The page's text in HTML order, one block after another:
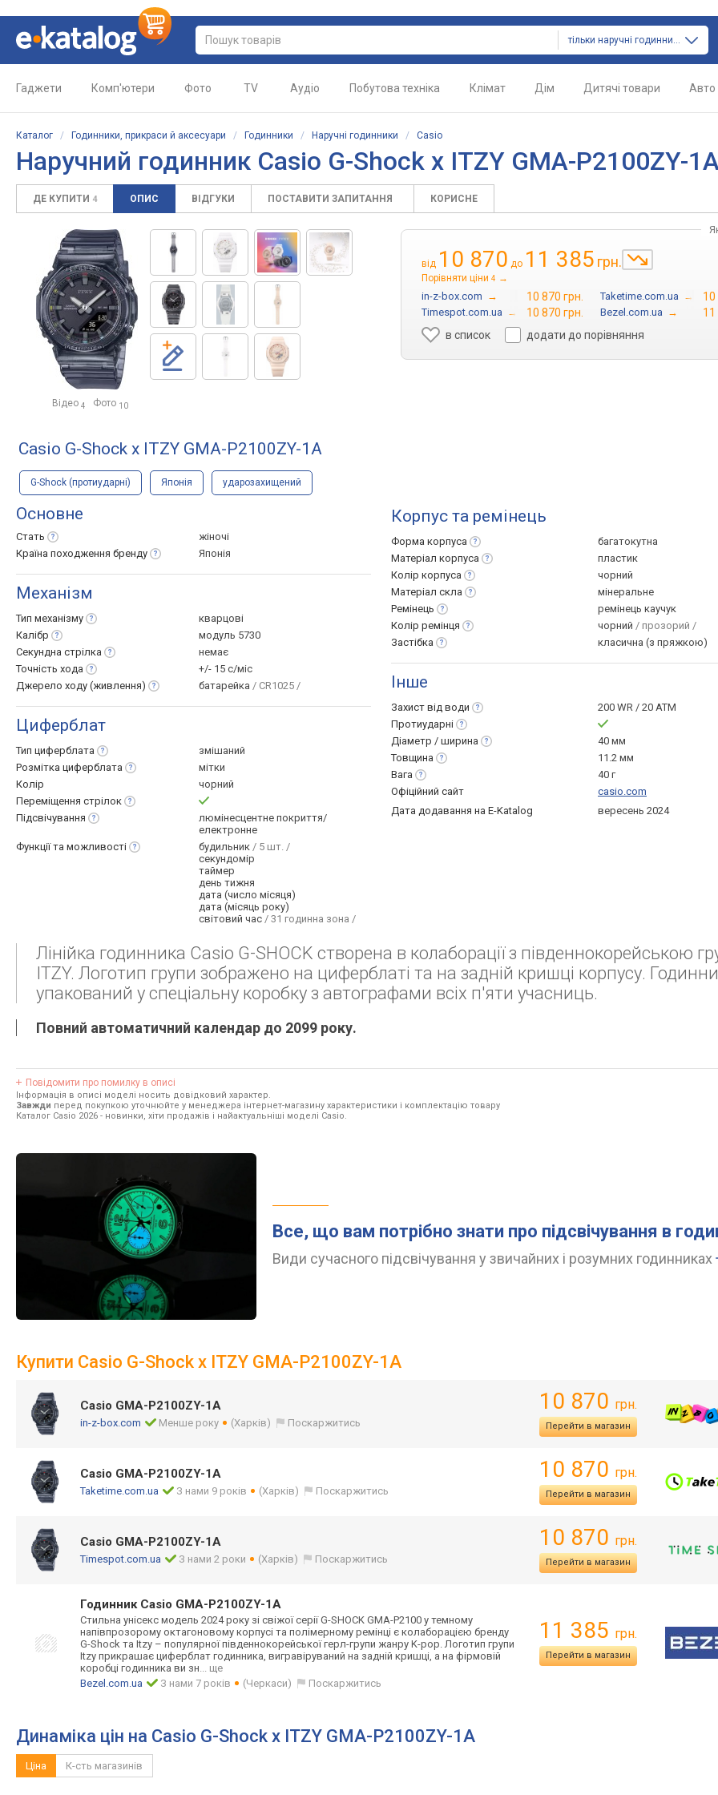
тільки наручні годинники
Гаджети Комп'ютери Фото TV Аудіо Побутова техніка Клімат Дім Дитячі товари Авто
Каталог / Годинники, прикраси й аксесуари / Годинники / Наручні годинники / Casio
Наручний годинник Casio G-Shock x ITZY GMA-P2100ZY-
ДЕ КУПИТИ 4 ОПИС ВІДГУКИ ПОСТАВИТИ ЗАПИТАННЯ КОРИСНЕ
Відео 4 Фото 10
від 10 870 до 11 385 грн.
Порівняти ціни 4 →
in-z-box.com → 10 870 грн. Taketime.com.ua → 10
Timespot.com.ua → 10 870 грн. Bezel.com.ua →
11
в список
додати до порівняння
Casio G-Shock x ITZY GMA-P2100ZY-1A
G-Shock (протиударні) Японія ударозахищений
Основне
Стать
жіночі
Країна походження бренду Японія
Механізм
Тип механізму
кварцові
Калібр
модуль 5730
Секундна стрілка
немає
Точність хода
+/- 15 с/міс
Джерело ходу (живлення) батарейка / CR1025 /
Циферблат
Тип циферблата
змішаний
Розмітка циферблата
мітки
Колір
чорний
Переміщення стрілок
Підсвічування
люмінесцентне покриття/
електронне
Функції та можливості будильник / 5 шт. /
секундомір
таймер
день тижня
дата (число місяця)
дата (місяць року)
світовий час / 31 годинна зона /
Корпус та ремінець
Форма корпуса
багатокутна
Матеріал корпуса
пластик
Колір корпуса
чорний
Матеріал скла
мінеральне
Ремінець
ремінець каучук
Колір ремінця чорний / прозорий /
Застібка
класична (з пряжкою)
Інше
Захист від води
200 WR / 20 ATM
Протиударні
Діаметр / ширина
40 мм
Товщина
11.2 мм
Вага
40 г
Офіційний сайт
casio.com
Дата додавання на E-Katalog
вересень 2024
Лінійка годинника Casio G-SHOCK створена в колаборації з південнокорейською
ITZY. Логотип групи зображено на циферблаті та на задній кришці корпусу.
упакований у спеціальну коробку з автографами всіх п'яти учасниць.
Повний автоматичний календар до 2099 року.
Повідомити про помилку в описі
Інформація в описі моделі носить довідковий характер.
Завжди перед покупкою уточнюйте у менеджера інтернет-магазину характеристики і комплектацію товару
Каталог Casio 2026 - новинки, хіти продажів і найактуальніші моделі Casio.
Все, що вам потрібно знати про підсвічування в
Види сучасного підсвічування у звичайних і розумних годинниках
Купити Casio G-Shock x ITZY GMA-P2100ZY-1A
Casio GMA-P2100ZY-1A
in-z-box.com Менше року (Харків) Поскаржитись
10 870 грн.
Перейти в магазин
Casio GMA-P2100ZY-1A
Taketime.com.ua З нами 9 років (Харків) Поскаржитись
10 870 грн.
Перейти в магазин
Casio GMA-P2100ZY-1A
Timespot.com.ua З нами 2 роки (Харків) Поскаржитись
10 870 грн.
Перейти в магазин
Годинник Casio GMA-P2100ZY-1A
Стильна унісекс модель 2024 року зі свіжої серії G-SHOCK GMA-P2100 у темному
напівпрозорому октагоновому корпусі та полімерному ремінці є колаборацією бренду
G-Shock та Itzy – популярної південнокорейської герл-групи жанру K-pop. Логотип групи
Itzy прикрашає циферблат годинника, вигравіруваний на задній кришці, а на фірмовій
коробці годинника ви зн... ще
Bezel.com.ua
З нами 7 років (Черкаси) Поскаржитись
11 385 грн.
Перейти в магазин
Динаміка цін на Casio G-Shock x ITZY GMA-P2100ZY-1A
Ціна К-сть магазинів